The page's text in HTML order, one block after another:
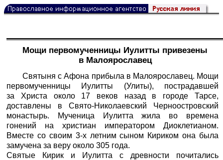
Мощи первомученницы Иулитты привезены
в Малоярославец
Святыня с Афона прибыла в Малоярославец. Мощи
первомученницы Иулитты (Улиты), пострадавшей
за Христа около 17 веков назад в городе Тарсе,
доставлены в Свято-Николаевский Черноостровский
монастырь. Мученица Иулитта жила во времена
гонений на христиан императором Диоклетианом.
Вместе со своим 3-х летним сыном Кириком она была
замучена за веру около 305 года.
Святые Кирик и Иулитта с древности почитались